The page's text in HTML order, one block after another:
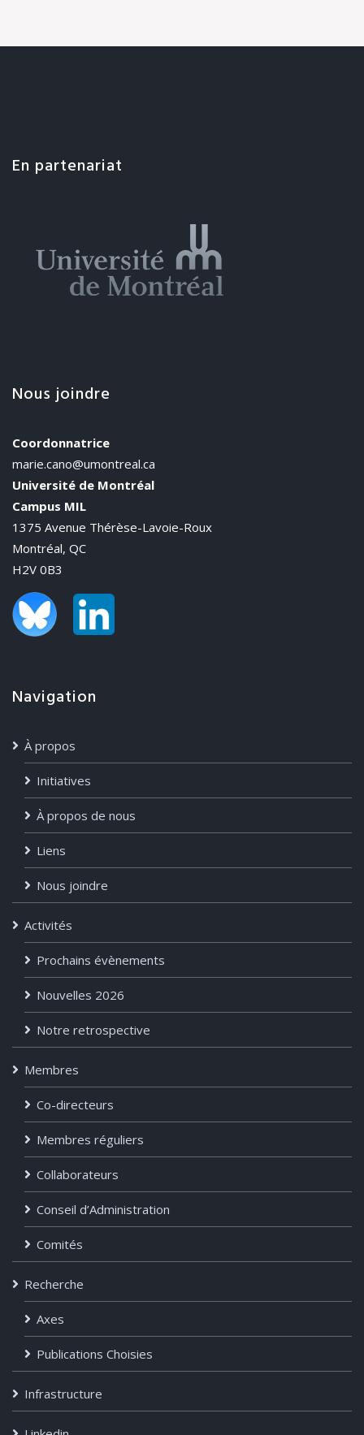
En partenariat
Nous joindre
Coordonnatrice
marie.cano@umontreal.ca
Université de Montréal
Campus MIL
1375 Avenue Thérèse-Lavoie-Roux
Montréal, QC
H2V 0B3
Navigation
À propos
Initiatives
À propos de nous
Liens
Nous joindre
Activités
Prochains évènements
Nouvelles 2026
Notre retrospective
Membres
Co-directeurs
Membres réguliers
Collaborateurs
Conseil d’Administration
Comités
Recherche
Axes
Publications Choisies
Infrastructure